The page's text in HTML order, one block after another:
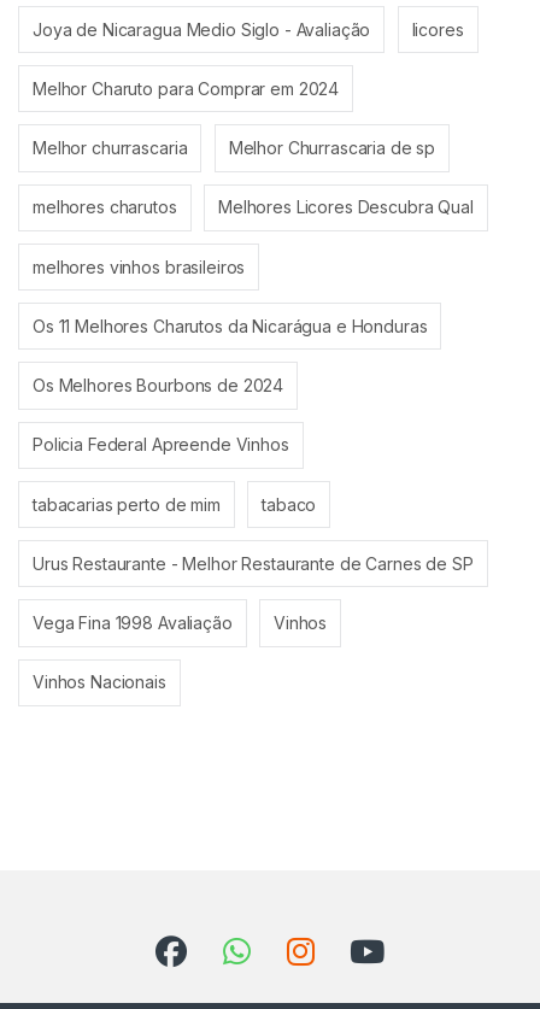
Joya de Nicaragua Medio Siglo - Avaliação licores
Melhor Charuto para Comprar em 2024
Melhor churrascaria Melhor Churrascaria de sp
melhores charutos Melhores Licores Descubra Qual
melhores vinhos brasileiros
Os 11 Melhores Charutos da Nicarágua e Honduras
Os Melhores Bourbons de 2024
Policia Federal Apreende Vinhos
tabacarias perto de mim tabaco
Urus Restaurante - Melhor Restaurante de Carnes de SP
Vega Fina 1998 Avaliação Vinhos
Vinhos Nacionais